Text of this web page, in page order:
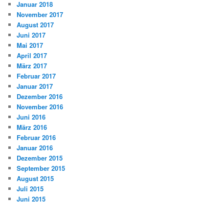
Januar 2018
November 2017
August 2017
Juni 2017
Mai 2017
April 2017
März 2017
Februar 2017
Januar 2017
Dezember 2016
November 2016
Juni 2016
März 2016
Februar 2016
Januar 2016
Dezember 2015
September 2015
August 2015
Juli 2015
Juni 2015